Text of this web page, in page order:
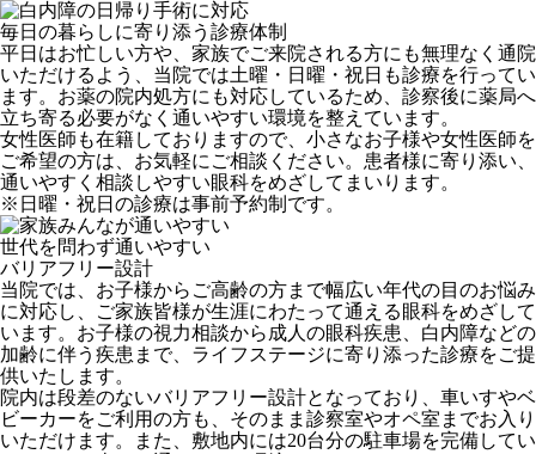
毎日の暮らしに寄り添う診療体制
平日はお忙しい方や、家族でご来院される方にも無理なく通院
いただけるよう、当院では土曜・日曜・祝日も診療を行ってい
ます。お薬の院内処方にも対応しているため、診察後に薬局へ
立ち寄る必要がなく通いやすい環境を整えています。
女性医師も在籍しておりますので、小さなお子様や女性医師を
ご希望の方は、お気軽にご相談ください。患者様に寄り添い、
通いやすく相談しやすい眼科をめざしてまいります。
※日曜・祝日の診療は事前予約制です。
世代を問わず通いやすい
バリアフリー設計
当院では、お子様からご高齢の方まで幅広い年代の目のお悩み
に対応し、ご家族皆様が生涯にわたって通える眼科をめざして
います。お子様の視力相談から成人の眼科疾患、白内障などの
加齢に伴う疾患まで、ライフステージに寄り添った診療をご提
供いたします。
院内は段差のないバリアフリー設計となっており、車いすやベ
ビーカーをご利用の方も、そのまま診察室やオペ室までお入り
いただけます。また、敷地内には20台分の駐車場を完備してい